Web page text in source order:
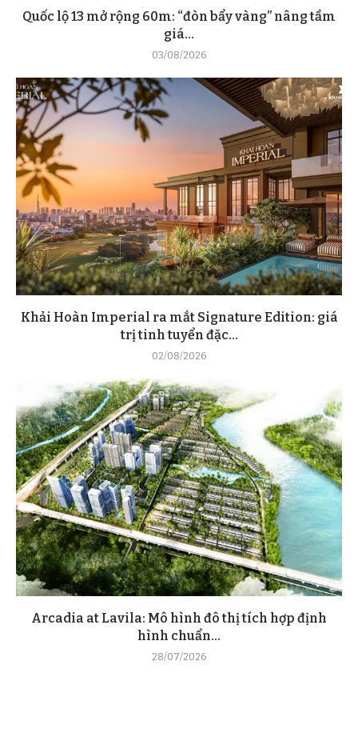
Quốc lộ 13 mở rộng 60m: “đòn bẩy vàng” nâng tầm
giá...
03/08/2026
Khải Hoàn Imperial ra mắt Signature Edition: giá
trị tinh tuyển đặc...
02/08/2026
Arcadia at Lavila: Mô hình đô thị tích hợp định
hình chuẩn...
28/07/2026